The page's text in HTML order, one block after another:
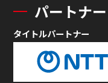
パートナー
タイトルパートナー